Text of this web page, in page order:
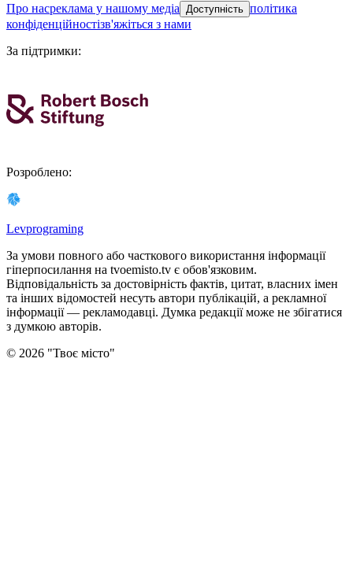
про насреклама у нашому медіа Доступність політика
конфіденційностізв'яжіться з нами
За підтримки:
Розроблено:
Levprograming
За умови повного або часткового використання iнформацiї
гіперпосилання на tvoemisto.tv є обов'язковим.
Відповідальність за достовірність фактів, цитат, власних імен
та інших відомостей несуть автори публікацій, а рекламної
інформації — рекламодавці. Думка редакцiї може не збiгатися
з думкою авторiв.
© 2026 "Твоє місто"